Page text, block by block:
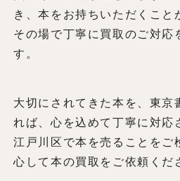
き、本をお持ちいただくこと
その場で丁寧に買取のご対応
す。
大切にされてきた本を、東京
れば、心を込めて丁寧に対応
江戸川区で本を売ることをご
心して本の買取をご依頼くだ